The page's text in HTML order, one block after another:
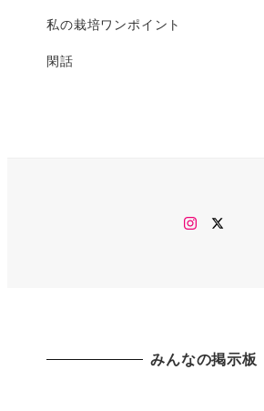
私の栽培ワンポイント
閑話
Instagram
みんなの掲示板